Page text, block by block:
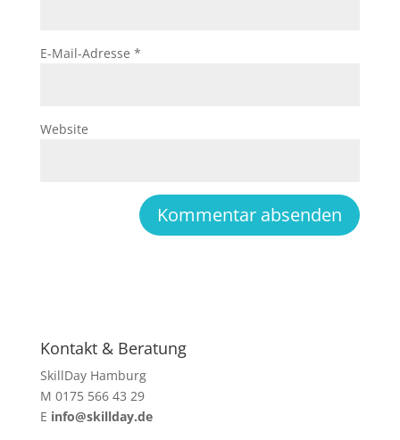
E-Mail-Adresse *
Website
Kontakt & Beratung
SkillDay Hamburg
M 0175 566 43 29
E info@skillday.de